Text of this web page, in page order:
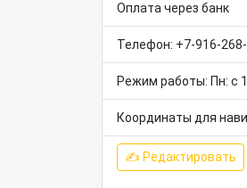
Оплата через банк
Телефон: +7-916-
Режим работы: Пн: c
Координаты для
✍ Редактировать